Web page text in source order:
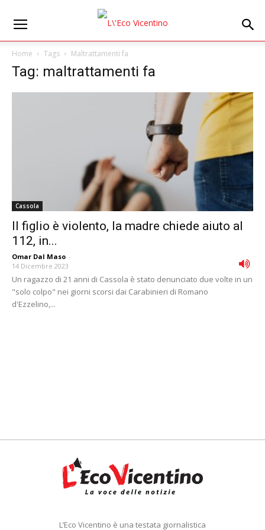
Home Tags Maltrattamenti fa
Tag: maltrattamenti fa
Cassola
Il figlio è violento, la madre chiede aiuto al
112, in...
Omar Dal Maso -
14 Dicembre 2023
Un ragazzo di 21 anni di Cassola è stato denunciato due volte in un
"solo colpo" nei giorni scorsi dai Carabinieri di Romano
d'Ezzelino,...
L’Eco Vicentino è una testata giornalistica